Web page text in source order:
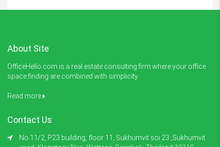
About Site
OfficeHello.com is a real estate consulting firm where your office
space finding are combined with simplicity.
Read more
Contact Us
No.11/2, P23 building, floor 11, Sukhumvit soi 23 ,Sukhumvit